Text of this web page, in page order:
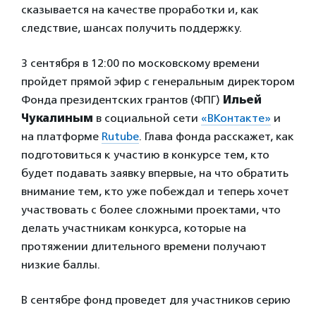
сказывается на качестве проработки и, как
следствие, шансах получить поддержку.
3 сентября в 12:00 по московскому времени
пройдет прямой эфир с генеральным директором
Фонда президентских грантов (ФПГ) Ильей
Чукалиным в социальной сети «ВКонтакте» и
на платформе Rutube. Глава фонда расскажет, как
подготовиться к участию в конкурсе тем, кто
будет подавать заявку впервые, на что обратить
внимание тем, кто уже побеждал и теперь хочет
участвовать с более сложными проектами, что
делать участникам конкурса, которые на
протяжении длительного времени получают
низкие баллы.
В сентябре фонд проведет для участников серию